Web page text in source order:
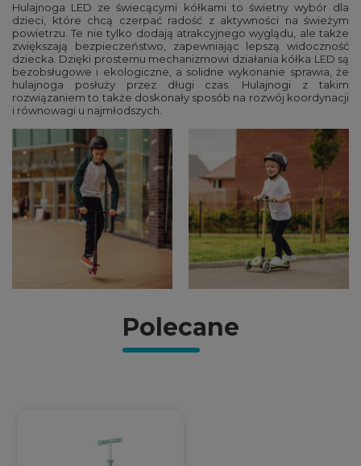
Hulajnoga LED ze świecącymi kółkami to świetny wybór dla
dzieci, które chcą czerpać radość z aktywności na świeżym
powietrzu. Te nie tylko dodają atrakcyjnego wyglądu, ale także
zwiększają bezpieczeństwo, zapewniając lepszą widoczność
dziecka. Dzięki prostemu mechanizmowi działania kółka LED są
bezobsługowe i ekologiczne, a solidne wykonanie sprawia, że
hulajnoga posłuży przez długi czas. Hulajnogi z takim
rozwiązaniem to także doskonały sposób na rozwój koordynacji
i równowagi u najmłodszych.
Polecane